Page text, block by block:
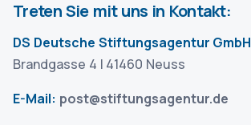
Treten Sie mit uns in Kontakt:
DS Deutsche Stiftungsagentur GmbH
Brandgasse 4 | 41460 Neuss
E-Mail: post@stiftungsagentur.de